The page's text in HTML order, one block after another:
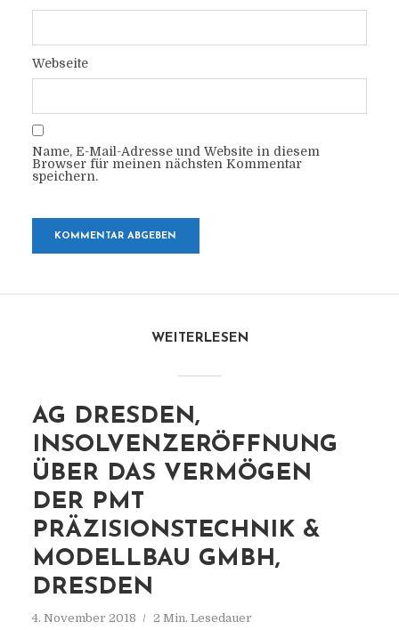
Webseite
Name, E-Mail-Adresse und Website in diesem
Browser für meinen nächsten Kommentar
speichern.
WEITERLESEN
AG DRESDEN,
INSOLVENZERÖFFNUNG
ÜBER DAS VERMÖGEN
DER PMT
PRÄZISIONSTECHNIK &
MODELLBAU GMBH,
DRESDEN
4. November 2018 2 Min. Lesedauer